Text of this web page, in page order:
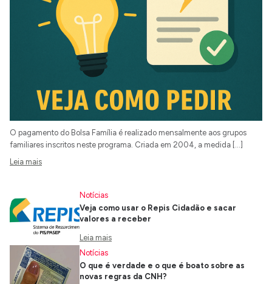
O pagamento do Bolsa Família é realizado mensalmente aos grupos
familiares inscritos neste programa. Criada em 2004, a medida […]
Leia mais
Notícias
Veja como usar o Repis Cidadão e sacar
valores a receber
Leia mais
Notícias
O que é verdade e o que é boato sobre as
novas regras da CNH?